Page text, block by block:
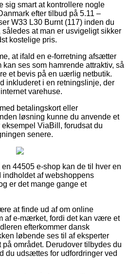
sig smart at kontrollere nogle
efter tilbud på 5.11 –
W33 L30 Burnt (117) inden du
at man er usvigeligt sikker
kostelige pris.
at ifald en e-forretning afsætter
ses som hamrende attraktiv, så
et bevis på en uærlig netbutik.
inkluderet i en retningslinje, der
varehuse.
betalingskort eller
løsning kunne du anvende et
ViaBill, forudsat du
senere.
44505 e-shop kan de til hver en
af webshoppens
er det mange gange et
at finde ud af om online
af e-mærket, fordi det kan være et
efterkommer dansk
løbende ses til af eksperter
området. Derudover tilbydes du
du udsættes for udfordringer ved